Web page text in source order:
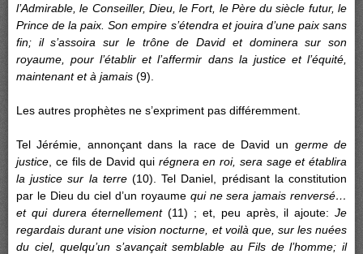
l’Admirable, le Conseiller, Dieu, le Fort, le Père du siècle futur, le
Prince de la paix. Son empire s’étendra et jouira d’une paix sans
fin; il s’assoira sur le trône de David et dominera sur son
royaume, pour l’établir et l’affermir dans la justice et l’équité,
maintenant et à jamais (9).
Les autres prophètes ne s’expriment pas différemment.
Tel Jérémie, annonçant dans la race de David un germe de
justice , ce fils de David quirégnera en roi, sera sage et établira
la justice sur la terre(10). Tel Daniel, prédisant la constitution
par le Dieu du ciel d’un royaume qui ne sera jamais renversé…
et qui durera éternellement(11) ; et, peu après, il ajoute:Je
regardais durant une vision nocturne, et voilà que, sur les nuées
du ciel, quelqu’un s’avançait semblable au Fils de l’homme; il